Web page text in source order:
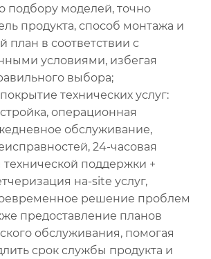
подбору моделей, точно
продукта, способ монтажа и
план в соответствии с
условиями, избегая
выбора;
технических услуг:
операционная
обслуживание,
24-часовая
технической поддержки +
на-site услуг,
решение проблем
предоставление планов
обслуживания, помогая
срок службы продукта и